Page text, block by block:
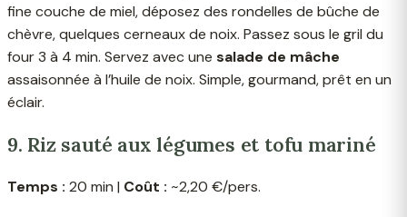
fine couche de miel, déposez des rondelles de bûche de
chèvre, quelques cerneaux de noix. Passez sous le gril du
four 3 à 4 min. Servez avec une salade de mâche
assaisonnée à l’huile de noix. Simple, gourmand, prêt en un
éclair.
9. Riz sauté aux légumes et tofu mariné
Temps : 20 min | Coût : ~2,20 €/pers.